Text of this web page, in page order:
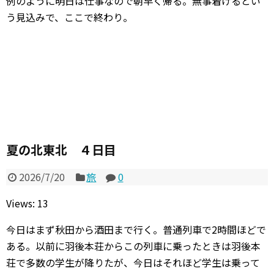
う見込みで、ここで終わり。
夏の北東北 ４日目
2026/7/20 旅
0
Views: 13
今日はまず秋田から酒田まで行く。普通列車で2時間ほどで
ある。以前に羽後本荘からこの列車に乗ったときは羽後本
荘で多数の学生が降りたが、今日はそれほど学生は乗って